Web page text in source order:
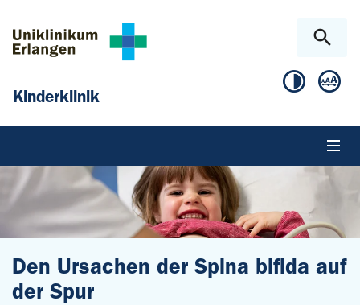
Kinderklinik
Den Ursachen der Spina bifida auf
der Spur